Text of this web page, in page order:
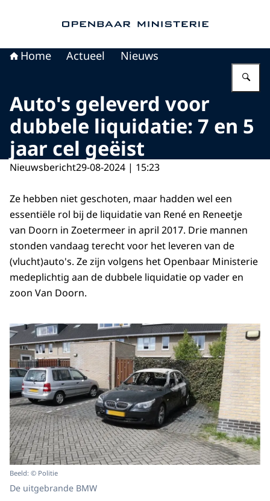
Home Actueel Nieuws
Auto's geleverd voor
dubbele liquidatie: 7 en 5
jaar cel geëist
Nieuwsbericht29-08-2024 | 15:23
Ze hebben niet geschoten, maar hadden wel een
essentiële rol bij de liquidatie van René en Reneetje
van Doorn in Zoetermeer in april 2017. Drie mannen
stonden vandaag terecht voor het leveren van de
(vlucht)auto's. Ze zijn volgens het Openbaar Ministerie
medeplichtig aan de dubbele liquidatie op vader en
zoon Van Doorn.
Beeld: © Politie
De uitgebrande BMW